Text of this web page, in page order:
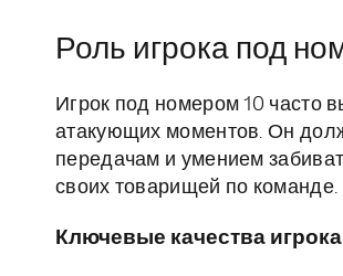
Роль игрока под
Игрок под номером 10 часто
атакующих моментов. Он
передачам и умением
своих товарищей по команде.
Ключевые качества